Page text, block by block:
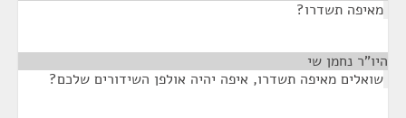
מאיפה תשדרו?
היו"ר נחמן שי
שואלים מאיפה תשדרו, איפה יהיה אולפן השידורים שלכם?